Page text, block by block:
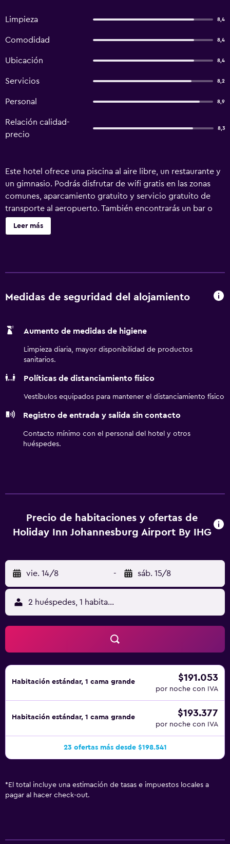
Limpieza 8,4
Comodidad 8,4
Ubicación 8,4
Servicios 8,2
Personal 8,9
Relación calidad-
precio
8,3
Este hotel ofrece una piscina al aire libre, un restaurante y
un gimnasio. Podrás disfrutar de wifi gratis en las zonas
comunes, aparcamiento gratuito y servicio gratuito de
transporte al aeropuerto. También encontrarás un bar o
lounge, un bar junto a la piscina y un bar-cafetería. Holiday
Inn Johannesburg Airport by IHG ofrece 151 alojamientos
permite a sus clientes elegir el tipo de almohada. Se
independientes, artículos de higiene personal gratuitos y
web gracias a nuestro acceso a Internet wifi gratis. Los
escritorio y teléfono. Las habitaciones también incluyen
botella de agua gratuita y cafetera y tetera. Se ofrece
esparcimiento en este hotel incluyen una piscina al aire
libre, baño turco y gimnasio.
Leer más
Medidas de seguridad del alojamiento
Aumento de medidas de higiene
Limpieza diaria, mayor disponibilidad de productos
sanitarios.
Políticas de distanciamiento físico
Vestíbulos equipados para mantener el distanciamiento físico
Registro de entrada y salida sin contacto
Contacto mínimo con el personal del hotel y otros
huéspedes.
Precio de habitaciones y ofertas de
Holiday Inn Johannesburg Airport By IHG
vie. 14/8 - sáb. 15/8
2 huéspedes, 1 habitación
Habitación estándar, 1 cama grande $191.053
por noche con IVA
Habitación estándar, 1 cama grande $193.377
por noche con IVA
23 ofertas más desde $198.541
* El total incluye una estimación de tasas e impuestos locales a
pagar al hacer check-out.